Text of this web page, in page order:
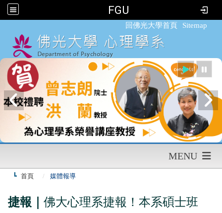
FGU
回佛光大學首頁 Sitemap
MENU
首頁 媒體報導
捷報｜ 佛大心理系捷報！本系碩士班